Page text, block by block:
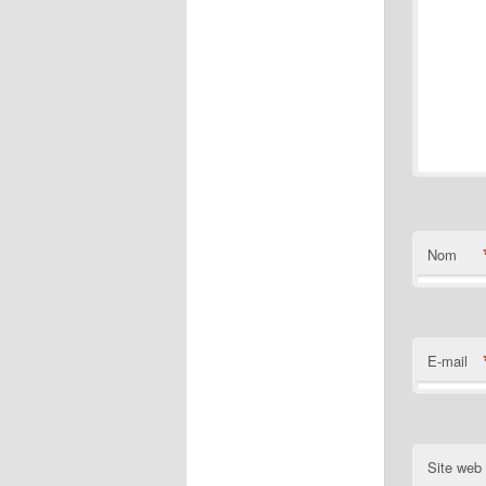
Nom
E-mail
Site web